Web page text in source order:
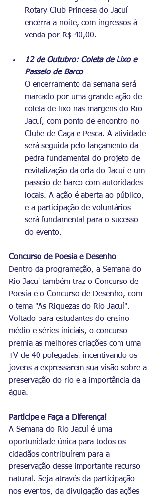
Rotary Club Princesa do Jacuí
encerra a noite, com ingressos à
venda por R$ 40,00.
12 de Outubro: Coleta de Lixo e
Passeio de Barco
O encerramento da semana será
marcado por uma grande ação de
coleta de lixo nas margens do Rio
Jacuí, com ponto de encontro no
Clube de Caça e Pesca. A atividade
será seguida pelo lançamento da
pedra fundamental do projeto de
revitalização da orla do Jacuí e um
passeio de barco com autoridades
locais. A ação é aberta ao público,
e a participação de voluntários
será fundamental para o sucesso
do evento.
Concurso de Poesia e Desenho
Dentro da programação, a Semana do
Rio Jacuí também traz o Concurso de
Poesia e o Concurso de Desenho, com
o tema "As Riquezas do Rio Jacuí".
Voltado para estudantes do ensino
médio e séries iniciais, o concurso
premia as melhores criações com uma
TV de 40 polegadas, incentivando os
jovens a expressarem sua visão sobre a
preservação do rio e a importância da
água.
Participe e Faça a Diferença!
A Semana do Rio Jacuí é uma
oportunidade única para todos os
cidadãos contribuírem para a
preservação desse importante recurso
natural. Seja através da participação
nos eventos, da divulgação das ações